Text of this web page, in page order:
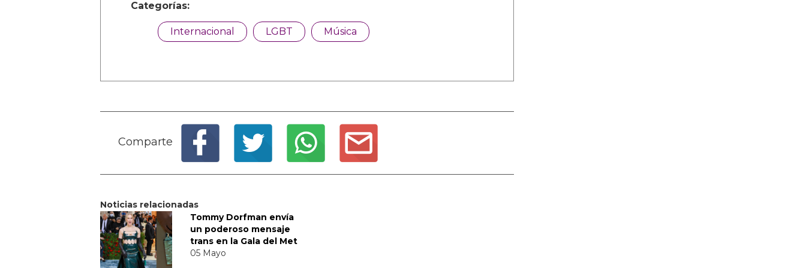
Categorías:
Internacional LGBT Música
Comparte
Noticias relacionadas
Tommy Dorfman envía
un poderoso mensaje
trans en la Gala del Met
05 Mayo